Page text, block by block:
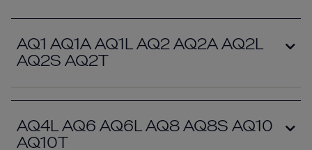
AQ1 AQ1A AQ1L AQ2 AQ2A AQ2L
AQ2S AQ2T
AQ4L AQ6 AQ6L AQ8 AQ8S AQ10
AQ10T